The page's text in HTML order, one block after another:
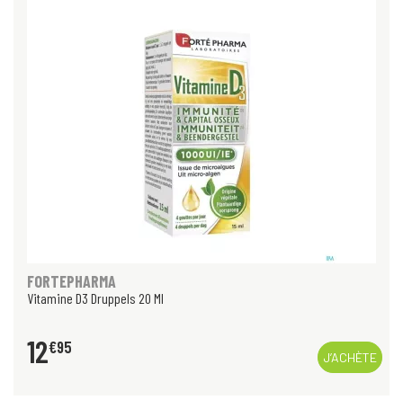
FORTEPHARMA
Vitamine D3 Druppels 20 Ml
12€95
J’ACHÈTE